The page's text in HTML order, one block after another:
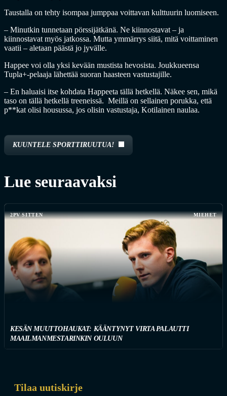
Taustalla on tehty isompaa jumppaa voittavan kulttuurin luomiseen.
– Minutkin tunnetaan pörssijätkänä. Ne kiinnostavat – ja
kiinnostavat myös jatkossa. Mutta ymmärrys siitä, mitä voittaminen
vaatii – aletaan päästä jo jyvälle.
Happee voi olla yksi kevään mustista hevosista. Joukkueensa
Tupla+-pelaaja lähettää suoran haasteen vastustajille.
– En haluaisi itse kohdata Happeeta tällä hetkellä. Näkee sen, mikä
taso on tällä hetkellä treeneissä. Meillä on sellainen porukka, että
p**kat olisi housussa, jos olisin vastustaja, Kotilainen naulaa.
KUUNTELE SPORTTIRUUTUA!
Lue seuraavaksi
2PV SITTEN MIEHET
KESÄN MUUTTOHAUKAT: KÄÄNTYNYT VIRTA PALAUTTI
MAAILMANMESTARINKIN OULUUN
Tilaa uutiskirje